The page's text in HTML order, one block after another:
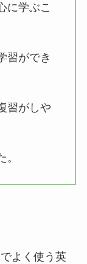
に学ぶこ
習ができ
習がしや
よく使う英